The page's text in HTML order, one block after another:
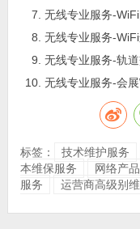
无线专业服务-
无线专业服务-
无线专业服务-轨
无线专业服务-会
标签： 技术维护服务
本维保服务
网络产
服务
运营商高级别